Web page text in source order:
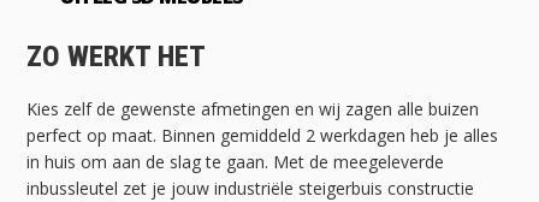
ZO WERKT HET
Kies zelf de gewenste afmetingen en wij zagen alle buizen
perfect op maat. Binnen gemiddeld 2 werkdagen heb je alles
in huis om aan de slag te gaan. Met de meegeleverde
inbussleutel zet je jouw industriële steigerbuis constructie